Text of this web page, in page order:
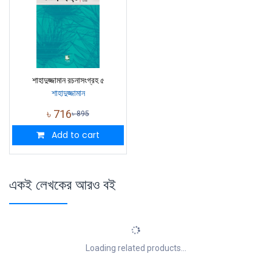
শাহাদুজ্জামান রচনাসংগ্রহ ৫
শাহাদুজ্জামান
৳ 716৳895
Add to cart
একই লেখকের আরও বই
Loading related products...